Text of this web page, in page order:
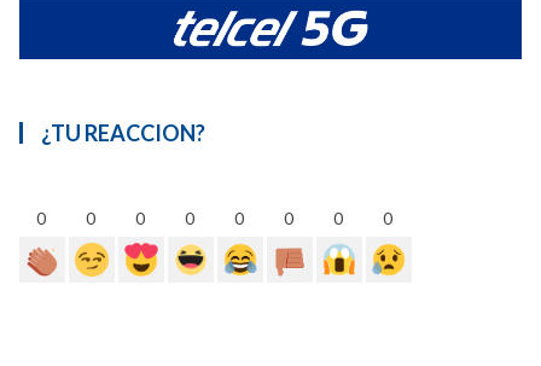
¿TU REACCION?
0 0 0 0 0 0 0 0